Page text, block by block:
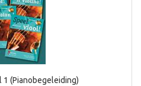
1 (Pianobegeleiding)